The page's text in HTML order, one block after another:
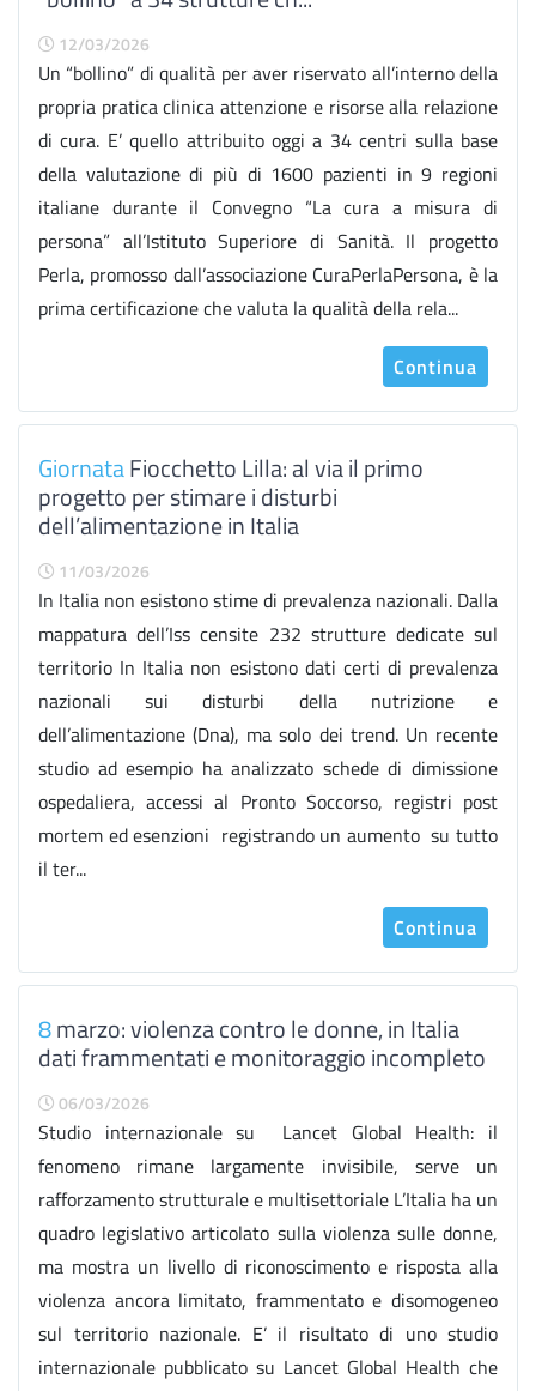
12/03/2026
Un “bollino” di qualità per aver riservato all’interno della
propria pratica clinica attenzione e risorse alla relazione
di cura. E’ quello attribuito oggi a 34 centri sulla base
della valutazione di più di 1600 pazienti in 9 regioni
italiane durante il Convegno “La cura a misura di
persona” all’Istituto Superiore di Sanità. Il progetto
Perla, promosso dall’associazione CuraPerlaPersona, è la
prima certificazione che valuta la qualità della rela...
Continua
GiornataFiocchetto Lilla: al via il primo
progetto per stimare i disturbi
dell’alimentazione in Italia
11/03/2026
In Italia non esistono stime di prevalenza nazionali. Dalla
mappatura dell’Iss censite 232 strutture dedicate sul
territorio In Italia non esistono dati certi di prevalenza
nazionali sui disturbi della nutrizione e
dell’alimentazione (Dna), ma solo dei trend. Un recente
studio ad esempio ha analizzato schede di dimissione
ospedaliera, accessi al Pronto Soccorso, registri post
mortem ed esenzioni registrando un aumento su tutto
il ter...
Continua
8marzo: violenza contro le donne, in Italia
dati frammentati e monitoraggio incompleto
06/03/2026
Studio internazionale su Lancet Global Health: il
fenomeno rimane largamente invisibile, serve un
rafforzamento strutturale e multisettoriale L’Italia ha un
quadro legislativo articolato sulla violenza sulle donne,
ma mostra un livello di riconoscimento e risposta alla
violenza ancora limitato, frammentato e disomogeneo
sul territorio nazionale. E’ il risultato di uno studio
internazionale pubblicato su Lancet Global Health che